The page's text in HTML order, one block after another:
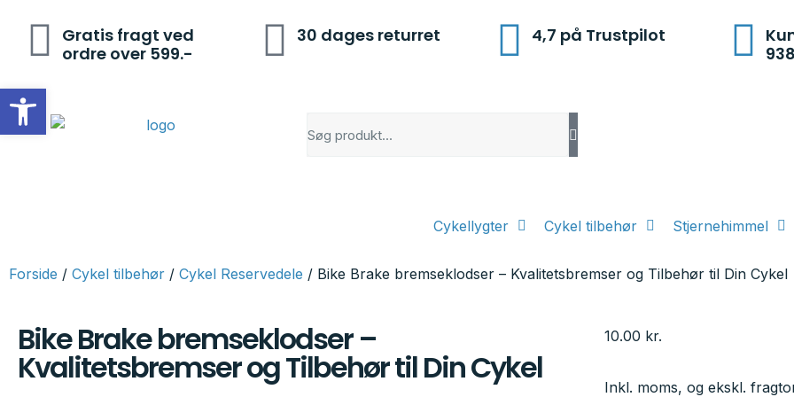
Gratis fragt ved
ordre over 599.-
30 dages returret 4,7 på Trustpilot
Cykellygter Cykel tilbehør Stjernehimmel
Forside / Cykel tilbehør / Cykel Reservedele / Bike Brake bremseklodser – Kvalitetsbremser og Tilbehør til Din Cykel
Bike Brake bremseklodser –
Kvalitetsbremser og Tilbehør til Din Cykel
10.00 kr.
Inkl. moms, og ekskl.
Open toolbar